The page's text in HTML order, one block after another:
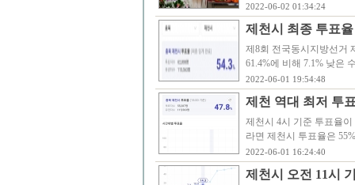
2022-06-02 01:34:24
제천시 최종 투표
제8회 전국동시지방선거
61.4%에 비해 7.1% 낮은
2022-06-01 19:54:48
제천 역대 최저 투
제천시 4시 기준 투표율이
라면 제천시 투표율은
2022-06-01 16:24:40
제천시 오전 11시